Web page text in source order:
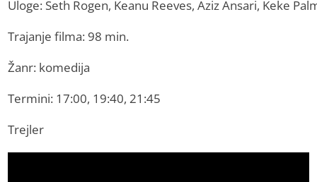
Uloge: Seth Rogen, Keanu Reeves, Aziz Ansari, Keke
Trajanje filma: 98 min.
Žanr: komedija
Termini: 17:00, 19:40, 21:45
Trejler